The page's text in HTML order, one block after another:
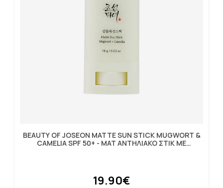
BEAUTY OF JOSEON MATTE SUN STICK MUGWORT &
CAMELIA SPF 50+ - ΜΑΤ ΑΝΤΗΛΙΑΚΟ ΣΤΙΚ ΜΕ
19.90€